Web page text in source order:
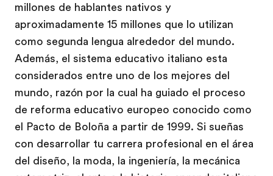
millones de hablantes nativos y
aproximadamente 15 millones que lo utilizan
como segunda lengua alrededor del mundo.
Además, el sistema educativo italiano esta
considerados entre uno de los mejores del
mundo, razón por la cual ha guiado el proceso
de reforma educativo europeo conocido como
el Pacto de Boloña a partir de 1999. Si sueñas
con desarrollar tu carrera profesional en el área
del diseño, la moda, la ingeniería, la mecánica